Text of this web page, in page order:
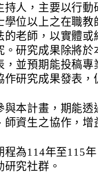
持人，主要以行動
學位以上之在職教
的老師，以實體或
。研究成果除將於
，並預期能投稿專
作研究成果發表，
與本計畫，期能透
師資生之協作，增
程為114年至115年
究社群。